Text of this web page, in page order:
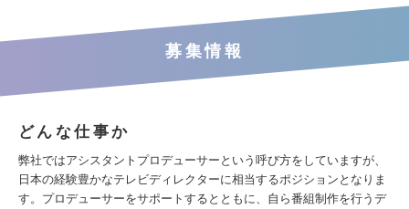
募集情報
どんな仕事か
弊社ではアシスタントプロデューサーという呼び方をしていますが、
日本の経験豊かなテレビディレクターに相当するポジションとなりま
す。プロデューサーをサポートするとともに、自ら番組制作を行うデ